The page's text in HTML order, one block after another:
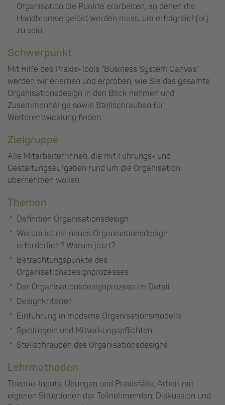
Organisation die Punkte erarbeiten, an denen die
Handbremse gelöst werden muss, um erfolgreich(er)
zu sein.
Schwerpunkt
Mit Hilfe des Praxis-Tools "Business System Canvas"
werden wir erlernen und erproben, wie Sie das gesamte
Organisationsdesign in den Blick nehmen und
Zusammenhänge sowie Stellschrauben für
Weiterentwicklung finden.
Zielgruppe
Alle Mitarbeiter*innen, die mit Führungs- und
Gestaltungsaufgaben rund um die Organisation
übernehmen wollen.
Themen
Definition Organisationsdesign
Warum ist ein neues Organisationsdesign
erforderlich? Warum jetzt?
Betrachtungspunkte des
Organisationsdesignprozesses
Der Organisationsdesignprozess im Detail
Designkriterien
Einführung in moderne Organisationsmodelle
Spielregeln und Mitwirkungspflichten
Stellschrauben des Organisationsdesigns
Lehrmethoden
Theorie-Inputs, Übungen und Praxisfälle, Arbeit mit
eigenen Situationen der Teilnehmenden, Diskussion und